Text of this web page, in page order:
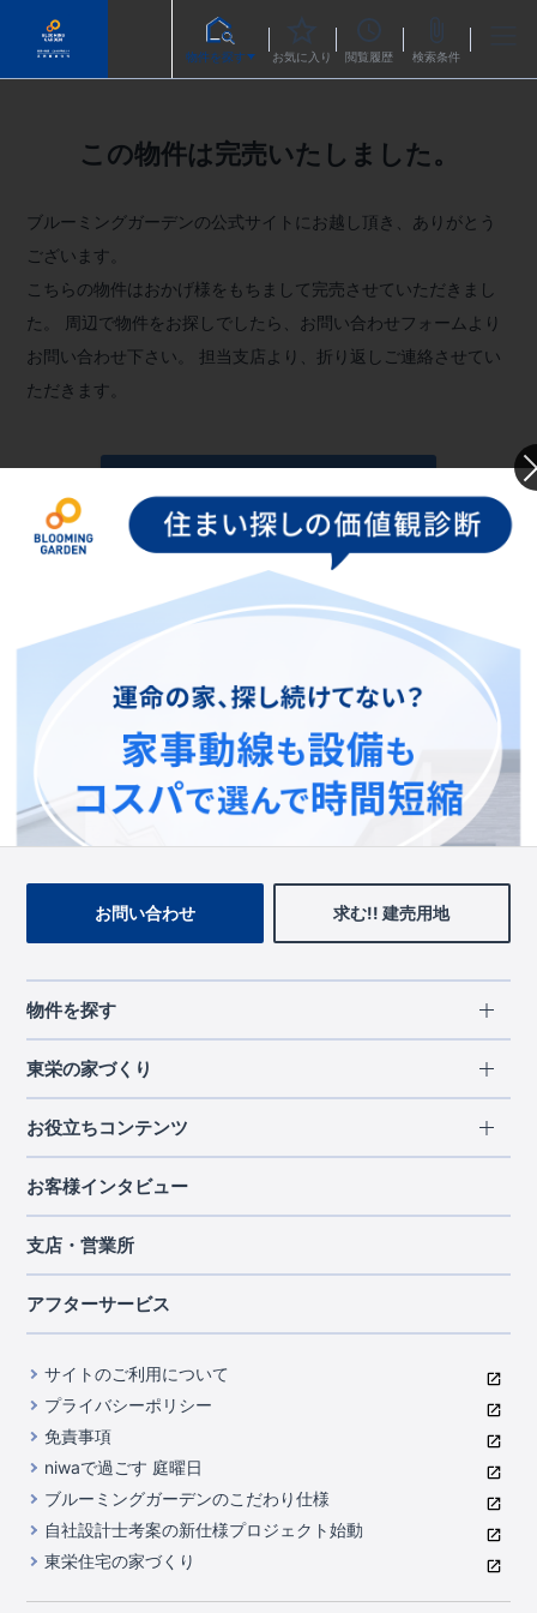
物件を探す お気に入り 閲覧履歴 検索条件
この物件は完売いたしました。
ブルーミングガーデンの公式サイトにお越し頂き、ありがとう
ございます。
こちらの物件はおかげ様をもちまして完売させていただきまし
た。
周辺で物件をお探しでしたら、お問い合わせフォームより
お問い合わせ下さい。
担当支店より、折り返しご連絡させてい
ただきます。
お問い合わせフォームへ
この物件を見ている人に
おすすめの物件
お問い合わせ 求む!! 建売用地
物件を探す
エリアから探す
北海道・東北
北海道
宮城県
千葉県
中部
山梨県
静岡県
滋賀県
京都府
中国・四国
岡山県
広島県
九州・沖縄
福岡県
熊本県
東栄の家づくり
長期優良住宅
住宅性能評価書
ブルーミングガーデンは地震につよい<建物編>
室内空間を快適に保つ断熱性能
コストパフォーマンスに自信
充実のアフターサポート
第三者評価によるお墨付き
家づくりのプロにも選ばれるブルーミングガーデン
住んでみるとじわじわ伝わる暮らしやすさへのこだわり
自社一貫体制
お役立ちコンテンツ
ご契約までの道のり
現地見学ガイド
ご紹介制度のご案内
東栄INDEX（用語集）
お客様インタビュー
支店・営業所
アフターサービス
サイトのご利用について
プライバシーポリシー
免責事項
niwaで過ごす 庭曜日
ブルーミングガーデンのこだわり仕様
自社設計士考案の新仕様プロジェクト始動
東栄住宅の家づくり